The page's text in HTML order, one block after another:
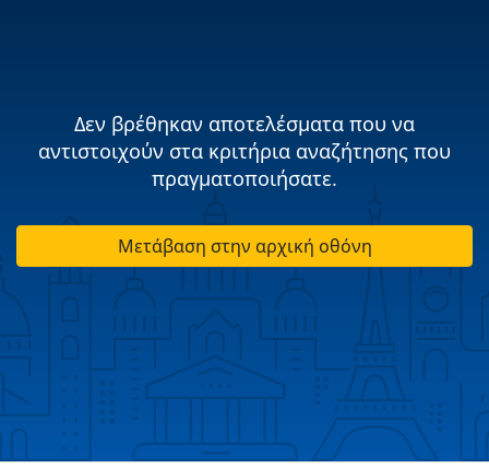
Δεν βρέθηκαν αποτελέσματα που να
αντιστοιχούν στα κριτήρια αναζήτησης που
πραγματοποιήσατε.
Μετάβαση στην αρχική οθόνη